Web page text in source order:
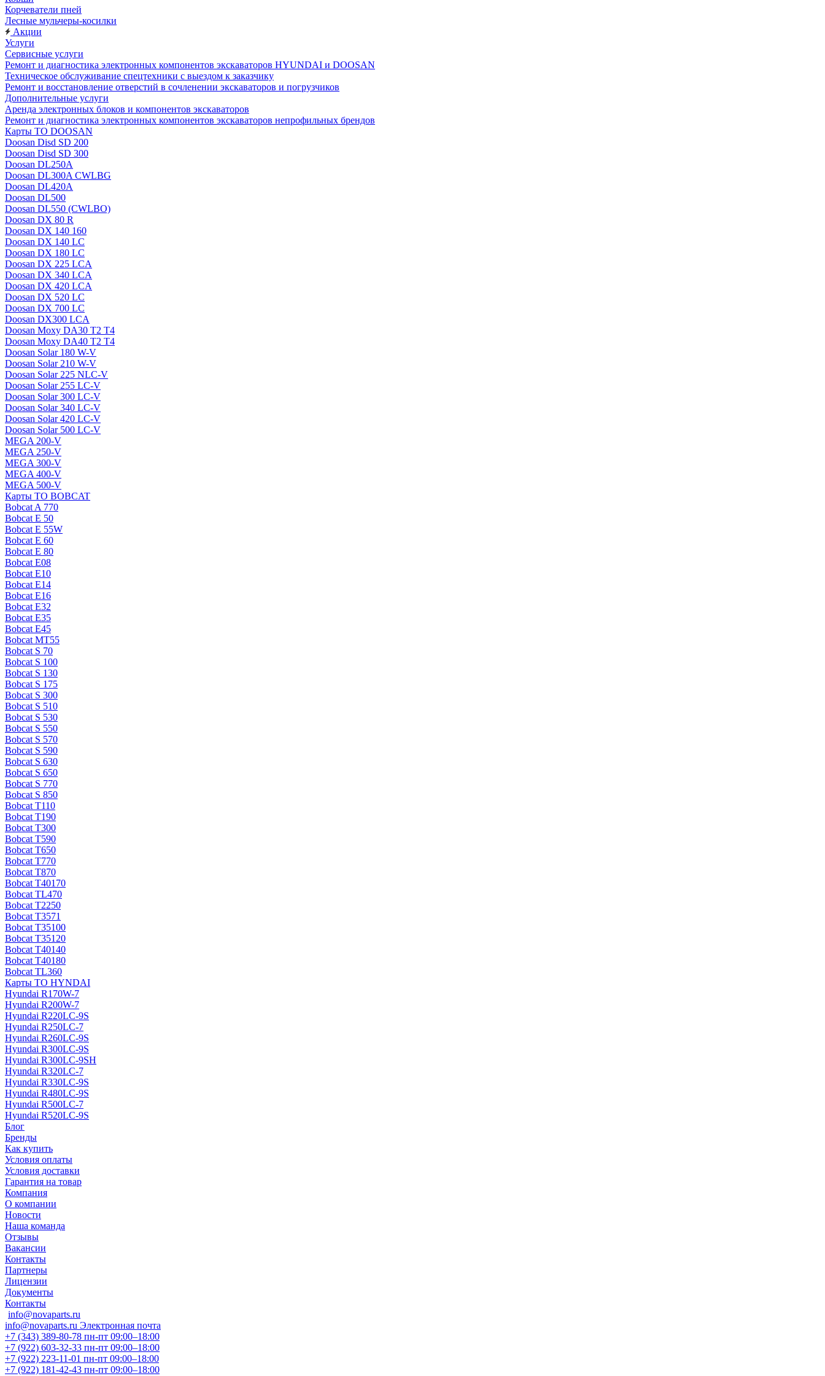
Корчеватели пней
Лесные мульчеры-косилки
Акции
Услуги
Сервисные услуги
Ремонт и диагностика электронных компонентов экскаваторов HYUNDAI и DOOSAN
Техническое обслуживание спецтехники с выездом к заказчику
Ремонт и восстановление отверстий в сочленении экскаваторов и погрузчиков
Дополнительные услуги
Аренда электронных блоков и компонентов экскаваторов
Ремонт и диагностика электронных компонентов экскаваторов непрофильных брендов
Карты ТО DOOSAN
Doosan Disd SD 200
Doosan Disd SD 300
Doosan DL250A
Doosan DL300A CWLBG
Doosan DL420A
Doosan DL500
Doosan DL550 (CWLBO)
Doosan DX 80 R
Doosan DX 140 160
Doosan DX 140 LC
Doosan DX 180 LC
Doosan DX 225 LCA
Doosan DX 340 LCA
Doosan DX 420 LCA
Doosan DX 520 LC
Doosan DX 700 LC
Doosan DX300 LCA
Doosan Moxy DA30 T2 T4
Doosan Moxy DA40 T2 T4
Doosan Solar 180 W-V
Doosan Solar 210 W-V
Doosan Solar 225 NLC-V
Doosan Solar 255 LC-V
Doosan Solar 300 LC-V
Doosan Solar 340 LC-V
Doosan Solar 420 LC-V
Doosan Solar 500 LC-V
MEGA 200-V
MEGA 250-V
MEGA 300-V
MEGA 400-V
MEGA 500-V
Карты ТО BOBCAT
Bobcat A 770
Bobcat E 50
Bobcat E 55W
Bobcat E 60
Bobcat E 80
Bobcat E08
Bobcat E10
Bobcat E14
Bobcat E16
Bobcat E32
Bobcat E35
Bobcat E45
Bobcat MT55
Bobcat S 70
Bobcat S 100
Bobcat S 130
Bobcat S 175
Bobcat S 300
Bobcat S 510
Bobcat S 530
Bobcat S 550
Bobcat S 570
Bobcat S 590
Bobcat S 630
Bobcat S 650
Bobcat S 770
Bobcat S 850
Bobcat T110
Bobcat T190
Bobcat T300
Bobcat T590
Bobcat T650
Bobcat T770
Bobcat T870
Bobcat T40170
Bobcat TL470
Bobcat Т2250
Bobcat Т3571
Bobcat Т35100
Bobcat Т35120
Bobcat Т40140
Bobcat Т40180
Bobcat ТL360
Карты ТО HYNDAI
Hyundai R170W-7
Hyundai R200W-7
Hyundai R220LC-9S
Hyundai R250LC-7
Hyundai R260LC-9S
Hyundai R300LC-9S
Hyundai R300LC-9SH
Hyundai R320LC-7
Hyundai R330LC-9S
Hyundai R480LC-9S
Hyundai R500LC-7
Hyundai R520LC-9S
Блог
Бренды
Как купить
Условия оплаты
Условия доставки
Гарантия на товар
Компания
О компании
Новости
Наша команда
Отзывы
Вакансии
Контакты
Партнеры
Лицензии
Документы
Контакты
info@novaparts.ru
info@novaparts.ru Электронная почта
+7 (343) 389-80-78 пн-пт 09:00–18:00
+7 (922) 603-32-33 пн-пт 09:00–18:00
+7 (922) 223-11-01 пн-пт 09:00–18:00
+7 (922) 181-42-43 пн-пт 09:00–18:00